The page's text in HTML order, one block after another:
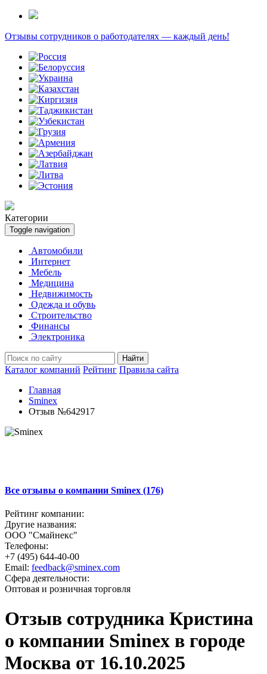
Отзывы сотрудников о работодателях — каждый день!
Категории
Toggle navigation
Автомобили
Интернет
Мебель
Медицина
Недвижимость
Одежда и обувь
Строительство
Финансы
Электроника
Найти
Каталог компаний Рейтинг Правила сайта
Главная
Sminex
Отзыв №642917
Все отзывы о компании Sminex (176)
Рейтинг компании:
Другие названия:
ООО "Смайнекс"
Телефоны:
+7 (495) 644-40-00
Email: feedback@sminex.com
Сфера деятельности:
Оптовая и розничная торговля
Отзыв сотрудника Кристина
о компании Sminex в городе
Москва от 16.10.2025